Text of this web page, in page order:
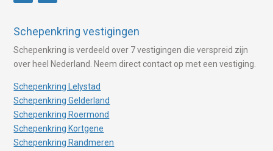
Schepenkring vestigingen
Schepenkring is verdeeld over 7 vestigingen die verspreid zijn
over heel Nederland. Neem direct contact op met een vestiging.
Schepenkring Lelystad
Schepenkring Gelderland
Schepenkring Roermond
Schepenkring Kortgene
Schepenkring Randmeren